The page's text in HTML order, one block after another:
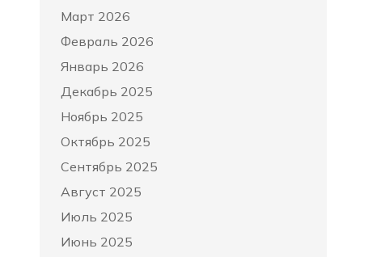
Март 2026
Февраль 2026
Январь 2026
Декабрь 2025
Ноябрь 2025
Октябрь 2025
Сентябрь 2025
Август 2025
Июль 2025
Июнь 2025